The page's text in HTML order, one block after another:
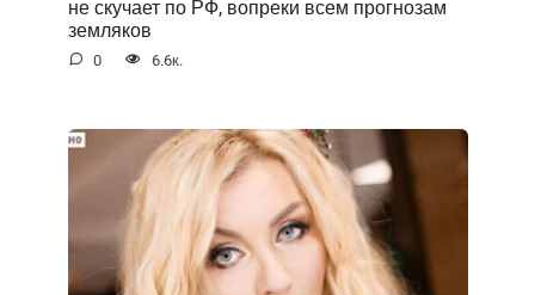
не скучает по РФ, вопреки всем прогнозам
земляков
0 6.6к.